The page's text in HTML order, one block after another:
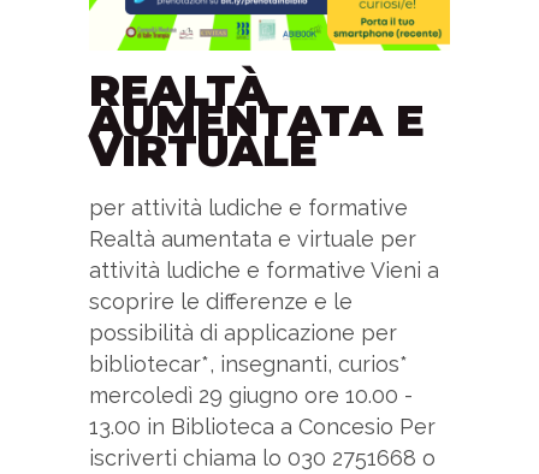
REALTÀ
AUMENTATA E
VIRTUALE
per attività ludiche e formative
Realtà aumentata e virtuale per
attività ludiche e formative Vieni a
scoprire le differenze e le
possibilità di applicazione per
bibliotecar*, insegnanti, curios*
mercoledì 29 giugno ore 10.00 -
13.00 in Biblioteca a Concesio Per
iscriverti chiama lo 030 2751668 o